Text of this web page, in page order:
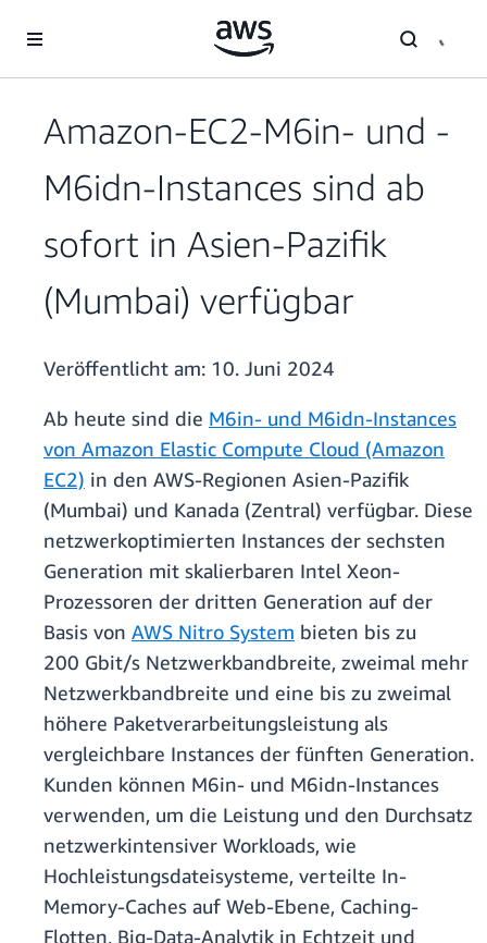
Überspringen zum Hauptinhalt
Amazon-EC2-M6in- und -
M6idn-Instances sind ab
sofort in Asien-Pazifik
(Mumbai) verfügbar
Veröffentlicht am: 10. Juni 2024
Ab heute sind die M6in- und M6idn-Instances
von Amazon Elastic Compute Cloud (Amazon
EC2) in den AWS-Regionen Asien-Pazifik
(Mumbai) und Kanada (Zentral) verfügbar. Diese
netzwerkoptimierten Instances der sechsten
Generation mit skalierbaren Intel Xeon-
Prozessoren der dritten Generation auf der
Basis von AWS Nitro System bieten bis zu
200 Gbit/s Netzwerkbandbreite, zweimal mehr
Netzwerkbandbreite und eine bis zu zweimal
höhere Paketverarbeitungsleistung als
vergleichbare Instances der fünften Generation.
Kunden können M6in- und M6idn-Instances
verwenden, um die Leistung und den Durchsatz
netzwerkintensiver Workloads, wie
Hochleistungsdateisysteme, verteilte In-
Memory-Caches auf Web-Ebene, Caching-
Flotten, Big-Data-Analytik in Echtzeit und